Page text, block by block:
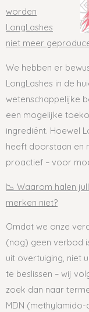
worden
LongLashes
niet meer
We hebben er
LongLashes in de
wetenschappelijke
een mogelijke
ingrediënt. Hoewel
heeft doorstaan en
proactief – voor
📉 Waarom halen
merken niet?
Omdat we onze
(nog) geen verbod
uit overtuiging, niet
te beslissen – wij
zoek dan naar
MDN